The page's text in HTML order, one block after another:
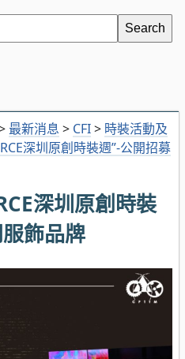
最新消息 > CFI> 時裝活動及
深圳原創時裝週”-公開招募
深圳原創時裝
飾品牌